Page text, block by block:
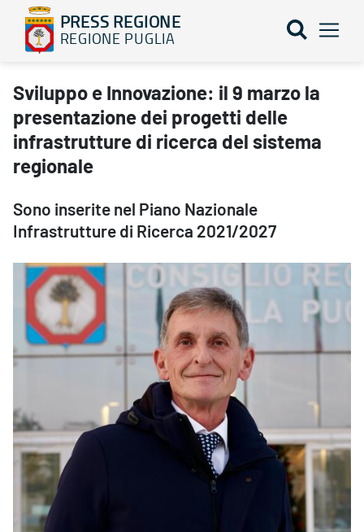
PRESS REGIONE
REGIONE PUGLIA
Sviluppo e Innovazione: il 9 marzo la presentazione dei progetti
Sviluppo e Innovazione: il 9 marzo la
presentazione dei progetti delle
infrastrutture di ricerca del sistema
regionale
Sono inserite nel Piano Nazionale
Infrastrutture di Ricerca 2021/2027